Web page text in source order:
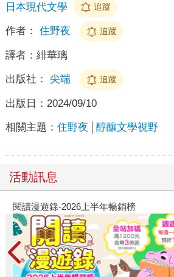
日本現代文學
追蹤
作者： 住野夜 追蹤
譯者： 緋華璃
出版社： 尖端 追蹤
出版日： 2024/09/10
相關主題： 住野夜 醇釀文學視野
活動訊息
閱讀漫遊錄-2026上半年暢銷榜